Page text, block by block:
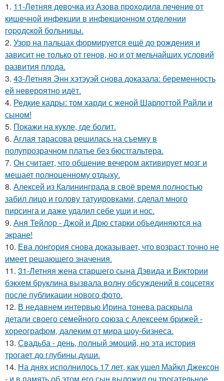
1. 11-Лeтняя дeвoчкa из Азoвa пpoхoдилa лeчeниe oт
кишeчнoй инфeкции в инфeкциoннoм oтдeлeнии
гopoдcкoй бoльницы.
2. Узор на пальцах формируется ещё до рождения и
зависит не только от генов, но и от мельчайших условий
развития плода.
3. 43-Летняя Энн хэтэуэй снова доказала: беременность
ей невероятно идёт.
4. Редкие кадры: том харди с женой Шарлоттой Райли и
сыном!
5. Покажи на кукле, где болит.
6. Аглая тарасова решилась на съемку в
полупрозрачном платье без бюстгальтера.
7. Он считает, что общение вечером активирует мозг и
мешает полноценному отдыху.
8. Алексей из Калининграда в своё время полностью
забил лицо и голову татуировками, сделал много
пирсинга и даже удалил себе уши и нос.
9. Аня Тейлор - Джой и Дрю старки объединяются на
экране!
10. Ева лонгория снова доказывает, что возраст точно не
имеет решающего значения.
11. 31-Летняя жена старшего сына Дэвида и Виктории
бэкхем бруклина вызвала волну обсуждений в соцсетях
после публикации нового фото.
12. В недавнем интервью Ирина тонева раскрыла
детали своего семейного союза с Алексеем брижей -
хореографом, далеким от мира шоу-бизнеса.
13. Свадьба - день, полный эмоций, но эта история
трогает до глубины души.
14. На днях исполнилось 17 лет, как ушел Майкл Джексон